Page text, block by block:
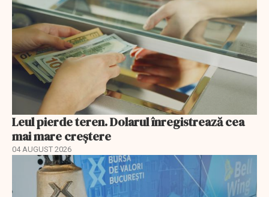
Leul pierde teren. Dolarul înregistrează cea
mai mare creștere
04 AUGUST 2026